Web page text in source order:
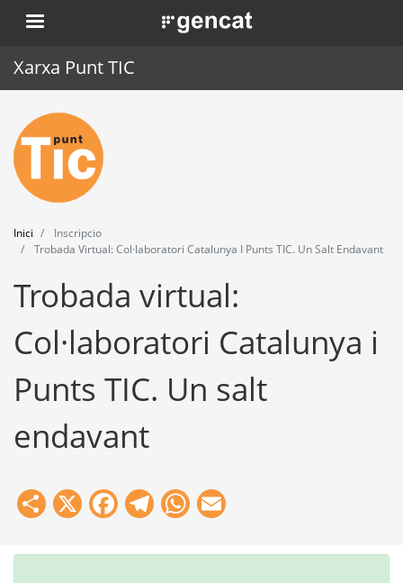
Vés
al
. Obre en una nova finestra.
Xarxa Punt TIC
Inici
Punt TIC
Actualitat
Agenda
Formació
Eines
Inici
Inscripcio
Trobada Virtual: Col·laboratori Catalunya I Punts TIC. Un Salt Endavant
Trobada virtual:
Col·laboratori Catalunya i
Punts TIC. Un salt
endavant
Share
X Facebook
Telegram
WhatsApp